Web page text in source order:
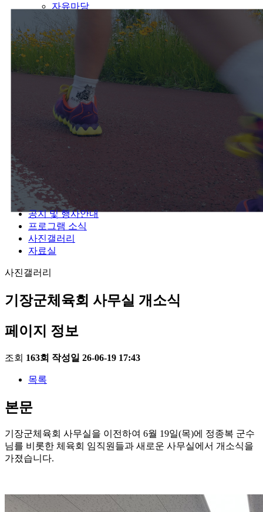
자유마당
공지 및 행사안내
프로그램 소식
사진갤러리
자료실
사진갤러리
기장군체육회 사무실 개소식
페이지 정보
조회 163회 작성일 26-06-19 17:43
목록
본문
기장군체육회 사무실을 이전하여 6월 19일(목)에 정종복 군수
님를 비롯한 체육회 임직원들과 새로운 사무실에서 개소식을
가졌습니다.